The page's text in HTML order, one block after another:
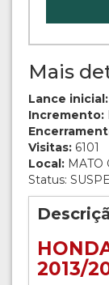
Mais
Lance inicial:
Incremento:
Visitas: 6101
Local: MATO
Status:
2013/